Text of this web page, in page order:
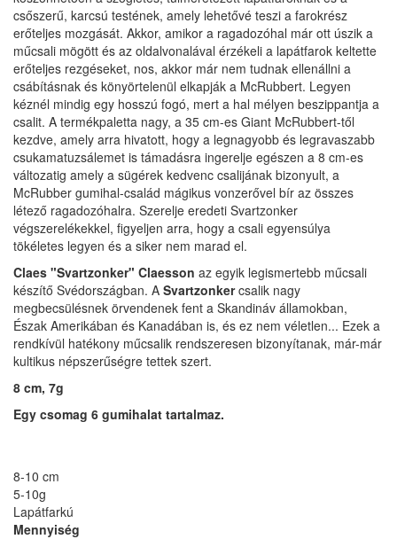
csőszerű, karcsú testének, amely lehetővé teszi a farokrész
erőteljes mozgását. Akkor, amikor a ragadozóhal már ott úszik a
műcsali mögött és az oldalvonalával érzékeli a lapátfarok keltette
erőteljes rezgéseket, nos, akkor már nem tudnak ellenállni a
csábításnak és könyörtelenül elkapják a McRubbert. Legyen
kéznél mindig egy hosszú fogó, mert a hal mélyen beszippantja a
csalit. A termékpaletta nagy, a 35 cm-es Giant McRubbert-től
kezdve, amely arra hivatott, hogy a legnagyobb és legravaszabb
csukamatuzsálemet is támadásra ingerelje egészen a 8 cm-es
változatig amely a sügérek kedvenc csalijának bizonyult, a
McRubber gumihal-család mágikus vonzerővel bír az összes
létező ragadozóhalra. Szerelje eredeti Svartzonker
végszerelékekkel, figyeljen arra, hogy a csali egyensúlya
tökéletes legyen és a siker nem marad el.
Claes "Svartzonker" Claesson az egyik legismertebb műcsali
készítő Svédországban. A Svartzonkercsalik nagy
megbecsülésnek örvendenek fent a Skandináv államokban,
Észak Amerikában és Kanadában is, és ez nem véletlen... Ezek a
rendkívül hatékony műcsalik rendszeresen bizonyítanak, már-már
kultikus népszerűségre tettek szert.
8 cm, 7g
Egy csomag 6 gumihalat tartalmaz.
8-10 cm
5-10g
Lapátfarkú
Mennyiség